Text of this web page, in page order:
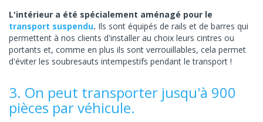
L'intérieur a été spécialement aménagé pour le
transport suspendu. Ils sont équipés de rails et de barres qui
permettent à nos clients d'installer au choix leurs cintres ou
portants et, comme en plus ils sont verrouillables, cela permet
d'éviter les soubresauts intempestifs pendant le transport !
3. On peut transporter jusqu'à 900
pièces par véhicule.